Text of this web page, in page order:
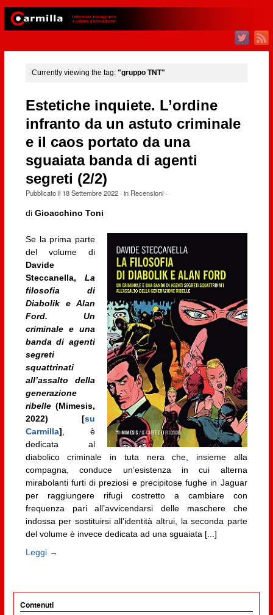
Currently viewing the tag: "gruppo TNT"
Estetiche inquiete. L’ordine
infranto da un astuto criminale
e il caos portato da una
sguaiata banda di agenti
segreti (2/2)
Pubblicato il 18 Settembre 2022· in Recensioni·
di Gioacchino Toni
Se la prima parte
del volume di
Davide
Steccanella,La
filosofia di
Diabolik e Alan
Ford. Un
criminale e una
banda di agenti
segreti
squattrinati
all’assalto della
generazione
ribelle(Mimesis,
2022) [su
Carmilla], è
dedicata al
diabolico criminale in tuta nera che, insieme alla
compagna, conduce un’esistenza in cui alterna
mirabolanti furti di preziosi e precipitose fughe in Jaguar
per raggiungere rifugi costretto a cambiare con
frequenza pari all’avvicendarsi delle maschere che
indossa per sostituirsi all’identità altrui, la seconda parte
del volume è invece dedicata ad una sguaiata [...]
Leggi →
Contenuti